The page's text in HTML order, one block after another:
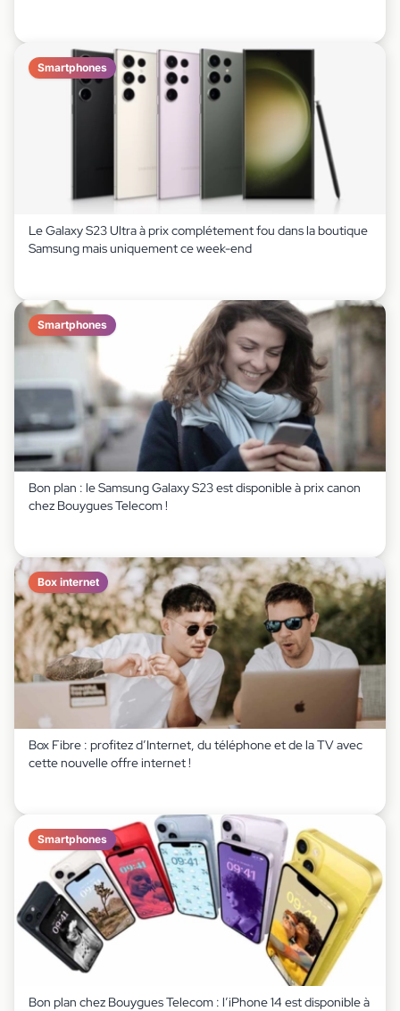
Smartphones
Le Galaxy S23 Ultra à prix complétement fou dans la boutique
Samsung mais uniquement ce week-end
Smartphones
Bon plan : le Samsung Galaxy S23 est disponible à prix canon
chez Bouygues Telecom !
Box internet
Box Fibre : profitez d’Internet, du téléphone et de la TV avec
cette nouvelle offre internet !
Smartphones
Bon plan chez Bouygues Telecom : l’iPhone 14 est disponible à